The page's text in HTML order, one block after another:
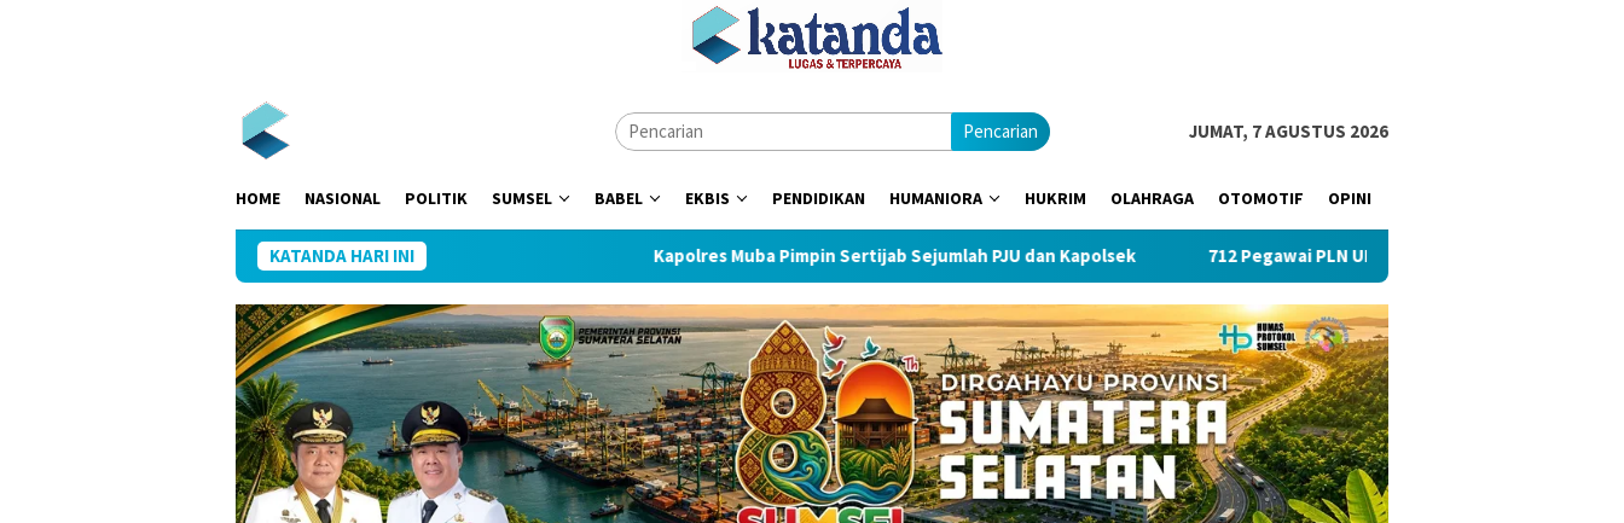
Pencarian JUMAT, 7 AGUSTUS 2026
HOME NASIONAL POLITIK SUMSEL BABEL EKBIS PENDIDIKAN HUMANIORA HUKRIM OLAHRAGA OTOMOTIF OPINI
KATANDA HARI INI Kapolres Muba Pimpin Sertijab Sejumlah PJU dan Kapolsek 712 Pegawai PLN UID S2JB Tekan Emisi Lewat Clean Energy Day